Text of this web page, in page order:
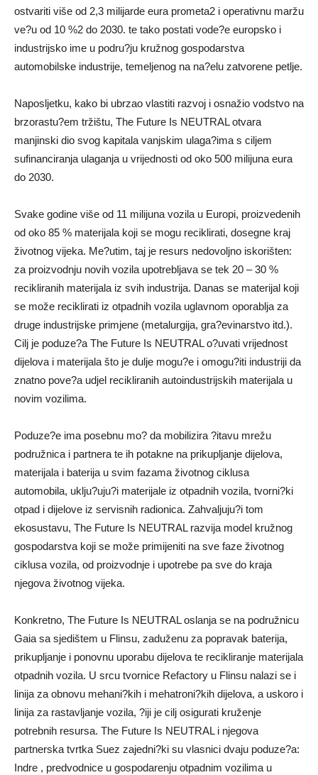
ostvariti više od 2,3 milijarde eura prometa2 i operativnu maržu
ve?u od 10 %2 do 2030. te tako postati vode?e europsko i
industrijsko ime u podru?ju kružnog gospodarstva
automobilske industrije, temeljenog na na?elu zatvorene petlje.
Naposljetku, kako bi ubrzao vlastiti razvoj i osnažio vodstvo na
brzorastu?em tržištu, The Future Is NEUTRAL otvara
manjinski dio svog kapitala vanjskim ulaga?ima s ciljem
sufinanciranja ulaganja u vrijednosti od oko 500 milijuna eura
do 2030.
Svake godine više od 11 milijuna vozila u Europi, proizvedenih
od oko 85 % materijala koji se mogu reciklirati, dosegne kraj
životnog vijeka. Me?utim, taj je resurs nedovoljno iskorišten:
za proizvodnju novih vozila upotrebljava se tek 20 – 30 %
recikliranih materijala iz svih industrija. Danas se materijal koji
se može reciklirati iz otpadnih vozila uglavnom oporablja za
druge industrijske primjene (metalurgija, gra?evinarstvo itd.).
Cilj je poduze?a The Future Is NEUTRAL o?uvati vrijednost
dijelova i materijala što je dulje mogu?e i omogu?iti industriji da
znatno pove?a udjel recikliranih autoindustrijskih materijala u
novim vozilima.
Poduze?e ima posebnu mo? da mobilizira ?itavu mrežu
podružnica i partnera te ih potakne na prikupljanje dijelova,
materijala i baterija u svim fazama životnog ciklusa
automobila, uklju?uju?i materijale iz otpadnih vozila, tvorni?ki
otpad i dijelove iz servisnih radionica. Zahvaljuju?i tom
ekosustavu, The Future Is NEUTRAL razvija model kružnog
gospodarstva koji se može primijeniti na sve faze životnog
ciklusa vozila, od proizvodnje i upotrebe pa sve do kraja
njegova životnog vijeka.
Konkretno, The Future Is NEUTRAL oslanja se na podružnicu
Gaia sa sjedištem u Flinsu, zaduženu za popravak baterija,
prikupljanje i ponovnu uporabu dijelova te recikliranje materijala
otpadnih vozila. U srcu tvornice Refactory u Flinsu nalazi se i
linija za obnovu mehani?kih i mehatroni?kih dijelova, a uskoro i
linija za rastavljanje vozila, ?iji je cilj osigurati kruženje
potrebnih resursa. The Future Is NEUTRAL i njegova
partnerska tvrtka Suez zajedni?ki su vlasnici dvaju poduze?a:
Indre , predvodnice u gospodarenju otpadnim vozilima u